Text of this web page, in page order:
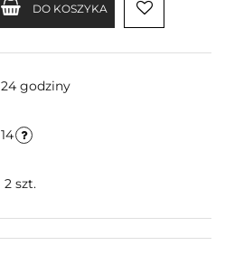
DO KOSZYKA
24 godziny
14
2 szt.